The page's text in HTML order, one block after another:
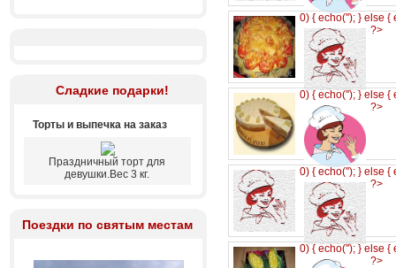
Сладкие подарки!
Торты и выпечка на заказ
Праздничный торт для
девушки.Вес 3 кг.
Поездки по святым местам
0) { echo(''); } else {
?>
0) { echo(''); } else {
?>
0) { echo(''); } else {
?>
0) { echo(''); } else {
?>